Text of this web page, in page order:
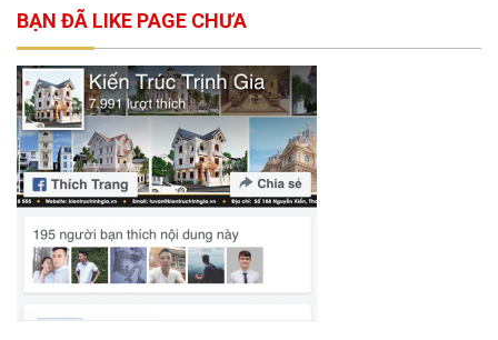
BẠN ĐÃ LIKE PAGE CHƯA